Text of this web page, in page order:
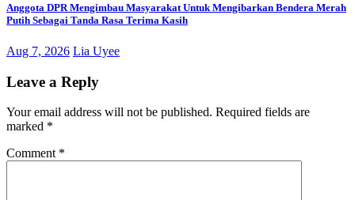
Anggota DPR Mengimbau Masyarakat Untuk Mengibarkan Bendera Merah
Putih Sebagai Tanda Rasa Terima Kasih
Aug 7, 2026 Lia Uyee
Leave a Reply
Your email address will not be published. Required fields are
marked *
Comment *